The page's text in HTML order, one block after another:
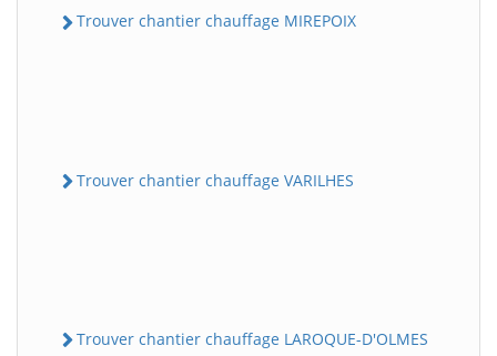
Trouver chantier chauffage MIREPOIX
Trouver chantier chauffage VARILHES
Trouver chantier chauffage LAROQUE-D'OLMES